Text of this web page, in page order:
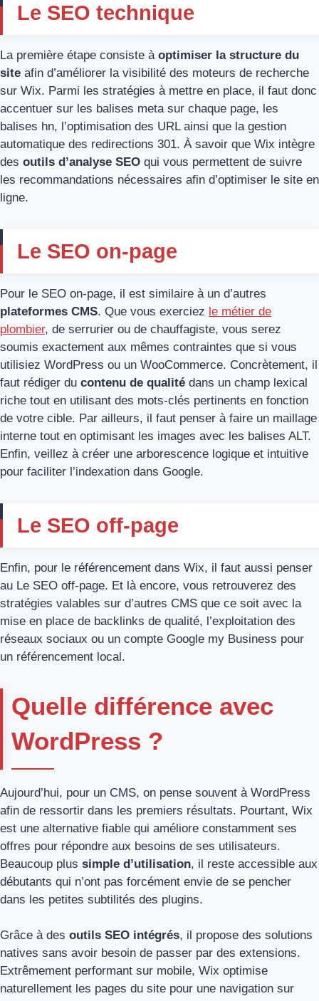
Le SEO technique
La première étape consiste à optimiser la structure du
site afin d’améliorer la visibilité des moteurs de recherche
sur Wix. Parmi les stratégies à mettre en place, il faut donc
accentuer sur les balises meta sur chaque page, les
balises hn, l’optimisation des URL ainsi que la gestion
automatique des redirections 301. À savoir que Wix intègre
des outils d’analyse SEO qui vous permettent de suivre
les recommandations nécessaires afin d’optimiser le site en
ligne.
Le SEO on-page
Pour le SEO on-page, il est similaire à un d’autres
plateformes CMS. Que vous exerciez le métier de
plombier, de serrurier ou de chauffagiste, vous serez
soumis exactement aux mêmes contraintes que si vous
utilisiez WordPress ou un WooCommerce. Concrètement, il
faut rédiger du contenu de qualité dans un champ lexical
riche tout en utilisant des mots-clés pertinents en fonction
de votre cible. Par ailleurs, il faut penser à faire un maillage
interne tout en optimisant les images avec les balises ALT.
Enfin, veillez à créer une arborescence logique et intuitive
pour faciliter l’indexation dans Google.
Le SEO off-page
Enfin, pour le référencement dans Wix, il faut aussi penser
au Le SEO off-page. Et là encore, vous retrouverez des
stratégies valables sur d’autres CMS que ce soit avec la
mise en place de backlinks de qualité, l’exploitation des
réseaux sociaux ou un compte Google my Business pour
un référencement local.
Quelle différence avec
WordPress ?
Aujourd’hui, pour un CMS, on pense souvent à WordPress
afin de ressortir dans les premiers résultats. Pourtant, Wix
est une alternative fiable qui améliore constamment ses
offres pour répondre aux besoins de ses utilisateurs.
Beaucoup plus simple d’utilisation, il reste accessible aux
débutants qui n’ont pas forcément envie de se pencher
dans les petites subtilités des plugins.
Grâce à des outils SEO intégrés, il propose des solutions
natives sans avoir besoin de passer par des extensions.
Extrêmement performant sur mobile, Wix optimise
naturellement les pages du site pour une navigation sur